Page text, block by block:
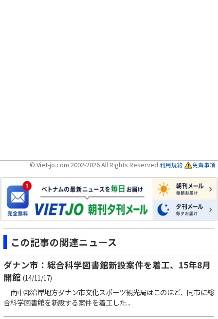
© Viet-jo.com 2002-2026 All Rights Reserved 利用規約 免責事項
この記事の関連ニュース
ダナン市：総合科学図書館新設案件を着工、15年8月
開館 (14/11/17)
南中部沿岸地方ダナン市文化スポーツ観光局はこのほど、同市に総
合科学図書館を新設する案件を着工した...